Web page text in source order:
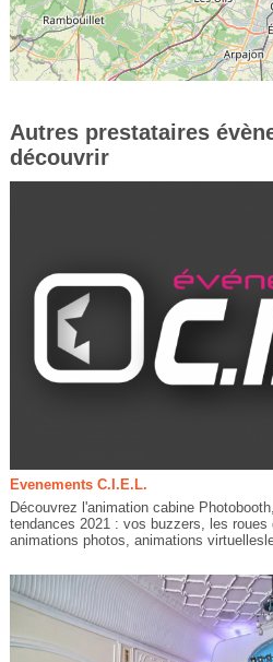
Autres prestataires
découvrir
Evenements C.I.E.L.
Découvrez l'animation cabine
tendances 2021 : vos buzzers, les
animations photos, animations